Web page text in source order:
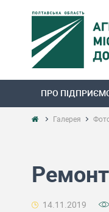
ПРО
Галерея
14.11.2019